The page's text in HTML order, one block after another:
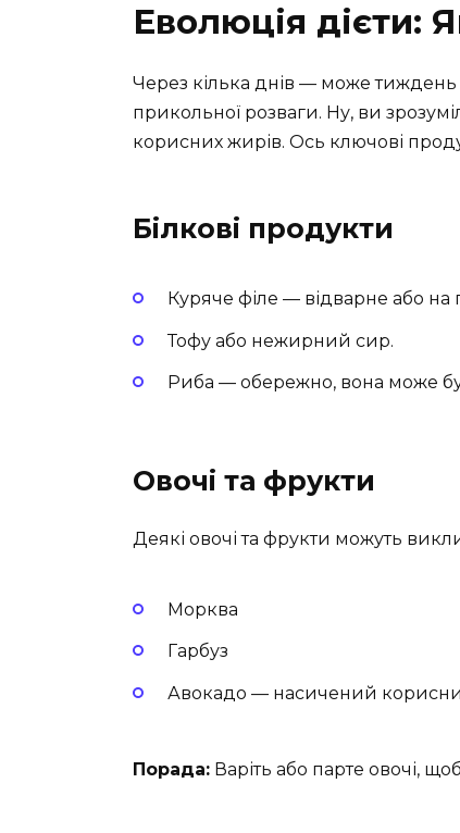
Еволюція дієти:
Через кілька днів — може
прикольної розваги. Ну, ви
корисних жирів. Ось ключові
Білкові продукти
Куряче філе — відварне або на
Тофу або нежирний сир.
Риба — обережно, вона може
Овочі та фрукти
Деякі овочі та фрукти можуть
Морква
Гарбуз
Авокадо — насичений
Порада: Варіть або парте овочі,